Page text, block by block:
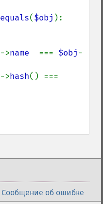
equals($obj
->name === $obj-
->hash
Сообщение об ошибке